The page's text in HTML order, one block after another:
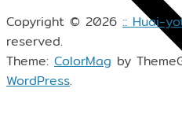
Copyright © 2026 :: Huai-
reserved.
Theme: ColorMag by
WordPress.